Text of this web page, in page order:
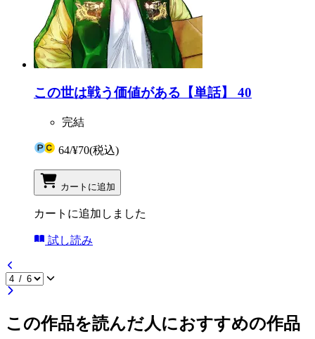
この世は戦う価値がある【単話】 40
完結
64/¥70(税込)
カートに追加
カートに追加しました
試し読み
この作品を読んだ人におすすめの作品